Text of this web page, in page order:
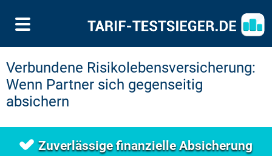
Verbundene Risikolebensversicherung:
Wenn Partner sich gegenseitig
absichern
Zuverlässige finanzielle Absicherung